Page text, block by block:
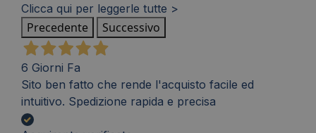
Clicca qui per leggerle tutte >
Precedente Successivo
6 Giorni Fa
Sito ben fatto che rende l'acquisto facile ed
intuitivo. Spedizione rapida e precisa